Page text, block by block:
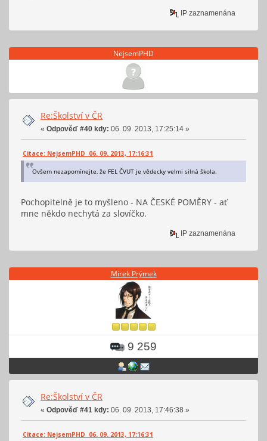
IP zaznamenána
NejsemPHD
Re:Školství v ČR
« Odpověď #40 kdy: 06. 09. 2013, 17:25:14 »
Citace: NejsemPHD 06. 09. 2013, 17:16:31
Ovšem nezapomínejte, že FEL ČVUT je vědecky velmi silná škola.
Pochopitelně je to myšleno - NA ČESKÉ POMĚRY - ať
mne někdo nechytá za slovíčko.
IP zaznamenána
Mirek Prýmek
9 259
Re:Školství v ČR
« Odpověď #41 kdy: 06. 09. 2013, 17:46:38 »
Citace: NejsemPHD 06. 09. 2013, 17:16:31